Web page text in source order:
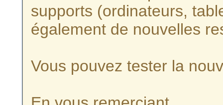
supports (ordinateurs,
également de nouvelles
Vous pouvez tester la